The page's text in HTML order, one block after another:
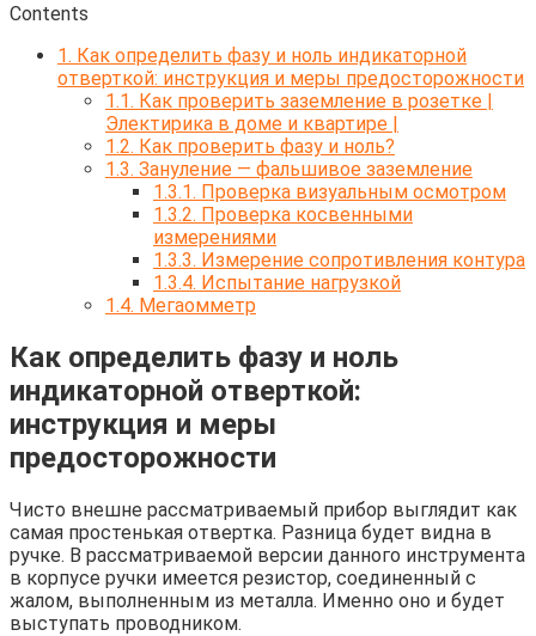
Contents
1. Как определить фазу и ноль индикаторной
отверткой: инструкция и меры предосторожности
1.1. Как проверить заземление в розетке |
Электирика в доме и квартире |
1.2. Как проверить фазу и ноль?
1.3. Зануление — фальшивое заземление
1.3.1. Проверка визуальным осмотром
1.3.2. Проверка косвенными
измерениями
1.3.3. Измерение сопротивления контура
1.3.4. Испытание нагрузкой
1.4. Мегаомметр
Как определить фазу и ноль
индикаторной отверткой:
инструкция и меры
предосторожности
Чисто внешне рассматриваемый прибор выглядит как
самая простенькая отвертка. Разница будет видна в
ручке. В рассматриваемой версии данного инструмента
в корпусе ручки имеется резистор, соединенный с
жалом, выполненным из металла. Именно оно и будет
выступать проводником.